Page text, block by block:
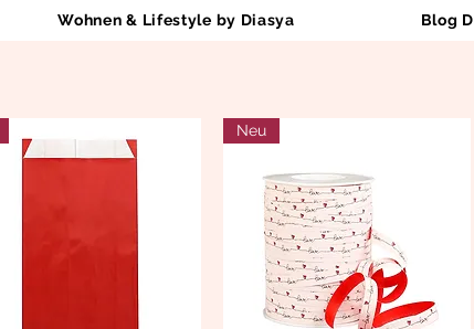
Wohnen & Lifestyle by Diasya Blog
Neu